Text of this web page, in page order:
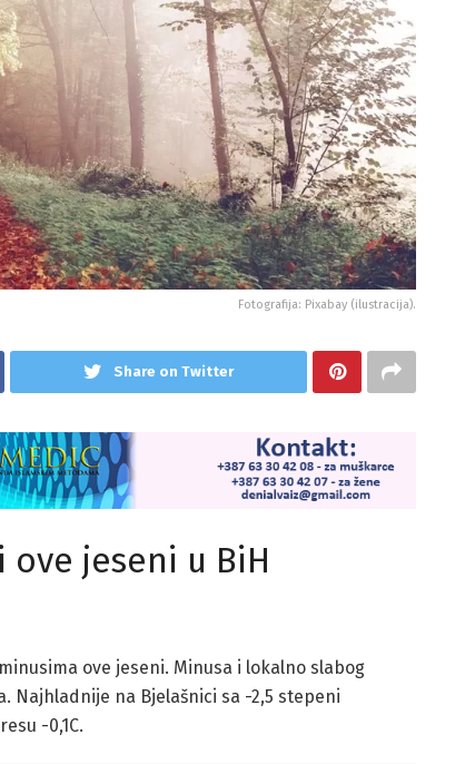
Fotografija: Pixabay (ilustracija).
Share on Twitter
ove jeseni u BiH
ove jeseni. Minusa i lokalno slabog
Najhladnije na Bjelašnici sa -2,5 stepeni
-0,1C.